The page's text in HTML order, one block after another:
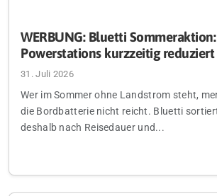
WERBUNG: Bluetti Sommeraktion:
Powerstations kurzzeitig reduziert
31. Juli 2026
Wer im Sommer ohne Landstrom steht,
die Bordbatterie nicht reicht. Bluetti
deshalb nach Reisedauer und...